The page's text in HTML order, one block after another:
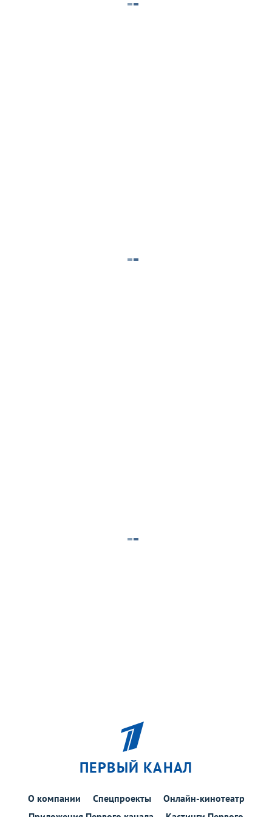
ПЕРВЫЙ КАНАЛ
О компании Спецпроекты
Онлайн-кинотеатр